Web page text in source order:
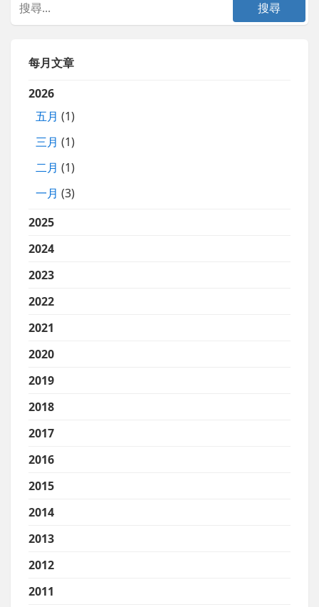
每月文章
2026
五月 (1)
三月 (1)
二月 (1)
一月 (3)
2025
2024
2023
2022
2021
2020
2019
2018
2017
2016
2015
2014
2013
2012
2011